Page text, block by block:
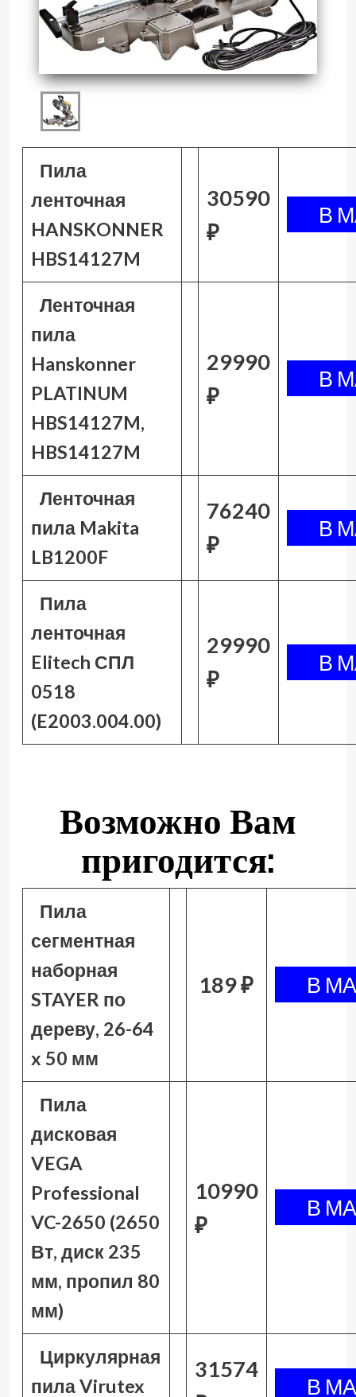
Пила
ленточная
HANSKONNER
HBS14127M
30590
₽
Ленточная
пила
Hanskonner
PLATINUM
HBS14127M,
HBS14127M
29990
₽
Ленточная
пила Makita
LB1200F
76240
₽
Пила
ленточная
Elitech СПЛ
0518
(E2003.004.00)
29990
₽
Возможно Вам
пригодится:
Пила
сегментная
наборная
STAYER по
дереву, 26-64
x 50 мм
189 ₽
Пила
дисковая
VEGA
Professional
VC-2650 (2650
Вт, диск 235
мм, пропил 80
мм)
10990
₽
Циркулярная
пила Virutex
31574